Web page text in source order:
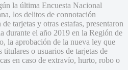
la última Encuesta Nacional
los delitos de connotación
tarjetas y otras estafas, presentaron
durante el año 2019 en la Región de
la aprobación de la nueva ley que
o usuarios de tarjetas de
en caso de extravío, hurto, robo o